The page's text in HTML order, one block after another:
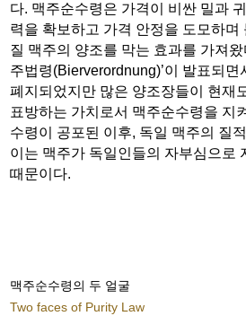
다. 맥주순수령은 가격이 비싼 밀과
력을 확보하고 가격 안정을 도모하며
질 맥주의 양조를 막는 효과를 가져왔
주법령(Bierverordnung)’이 발표되
폐지되었지만 많은 양조장들이 현재
표방하는 가치로서 맥주순수령을 지
수령이 공포된 이후, 독일 맥주의 질
이는 맥주가 독일인들의 자부심으로
때문이다.
맥주순수령의 두 얼굴
Two faces of Purity Law